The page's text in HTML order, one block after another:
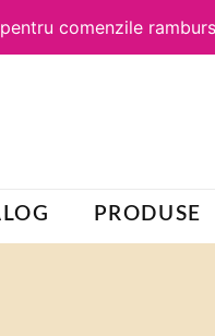
comenzile
PRODUSE